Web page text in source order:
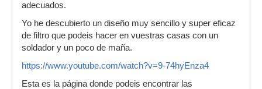
adecuados.
Yo he descubierto un diseño muy sencillo y super eficaz
de filtro que podeis hacer en vuestras casas con un
soldador y un poco de maña.
https://www.youtube.com/watch?v=9-74hyEnza4
Esta es la página donde podeis encontrar las